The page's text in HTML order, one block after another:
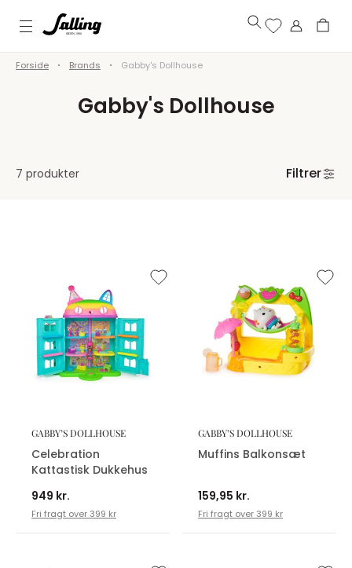
Forside Brands Gabby's Dollhouse
Gabby's Dollhouse
7 produkter Filtrer
GABBY’S DOLLHOUSE
Celebration
Kattastisk Dukkehus
949 kr.
Fri fragt over 399 kr
GABBY’S DOLLHOUSE
Muffins Balkonsæt
159,95 kr.
Fri fragt over 399 kr